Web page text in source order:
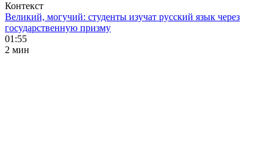
Контекст
Великий, могучий: студенты изучат русский язык через
государственную призму
01:55
2 мин